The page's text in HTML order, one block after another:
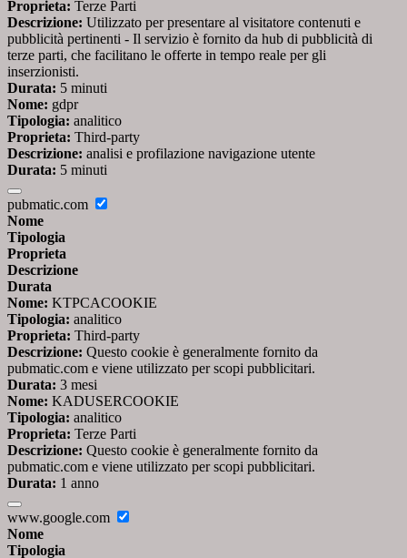
Proprieta: Terze Parti
Descrizione: Utilizzato per presentare al visitatore contenuti e
pubblicità pertinenti - Il servizio è fornito da hub di pubblicità di
terze parti, che facilitano le offerte in tempo reale per gli
inserzionisti.
Durata: 5 minuti
Nome: gdpr
Tipologia: analitico
Proprieta: Third-party
Descrizione: analisi e profilazione navigazione utente
Durata: 5 minuti
pubmatic.com
Nome
Tipologia
Proprieta
Descrizione
Durata
Nome: KTPCACOOKIE
Tipologia: analitico
Proprieta: Third-party
Descrizione: Questo cookie è generalmente fornito da
pubmatic.com e viene utilizzato per scopi pubblicitari.
Durata: 3 mesi
Nome: KADUSERCOOKIE
Tipologia: analitico
Proprieta: Terze Parti
Descrizione: Questo cookie è generalmente fornito da
pubmatic.com e viene utilizzato per scopi pubblicitari.
Durata: 1 anno
www.google.com
Nome
Tipologia